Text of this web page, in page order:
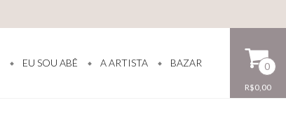
EU SOU ABÊ A ARTISTA BAZAR 0
R$0,00